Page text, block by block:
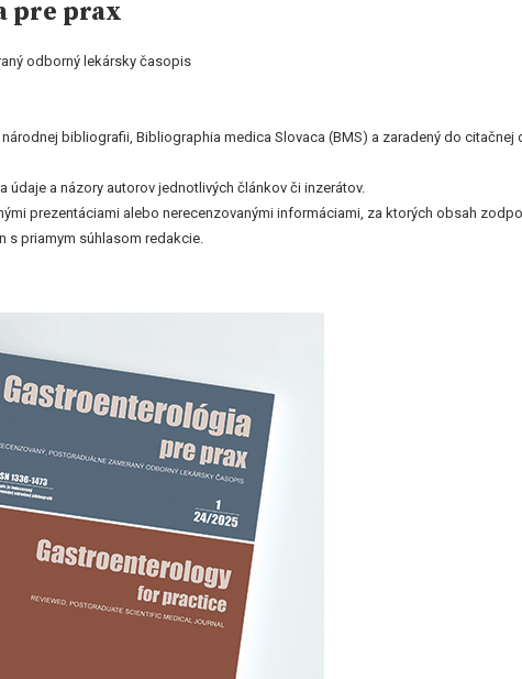
pre prax
odborný lekársky časopis
bibliografii, Bibliographia medica Slovaca (BMS) a zaradený do citačnej
a názory autorov jednotlivých článkov či inzerátov.
prezentáciami alebo nerecenzovanými informáciami, za ktorých obsah
s priamym súhlasom redakcie.